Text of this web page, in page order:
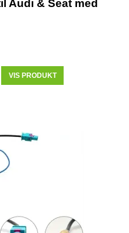
Audi & Seat med
VIS PRODUKT